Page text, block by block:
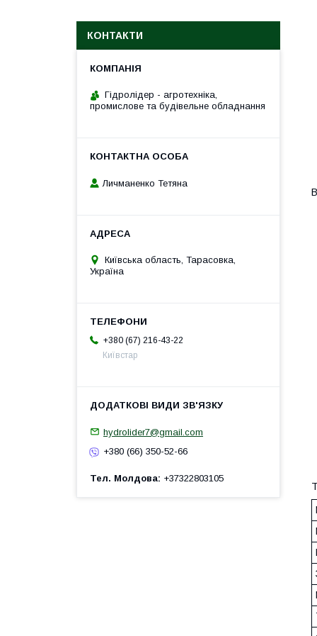
КОНТАКТИ
Гідролідер - агротехніка,
промислове та будівельне обладнання
Личманенко Тетяна
Київська область, Тарасовка,
Україна
+380 (67) 216-43-22
Київстар
hydrolider7@gmail.com
+380 (66) 350-52-66
Тел. Молдова +37322803105